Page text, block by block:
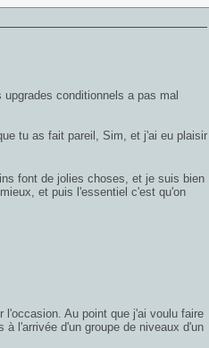
conditionnels a pas mal
tu as fait pareil, Sim, et j'ai eu plaisir
font de jolies choses, et je suis bien
et puis l'essentiel c'est qu'on
l'occasion. Au point que j'ai voulu faire
l'arrivée d'un groupe de niveaux d'un